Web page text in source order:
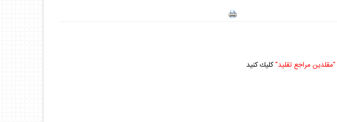
"مقلدين مراجع تقليد"كليك كنيد